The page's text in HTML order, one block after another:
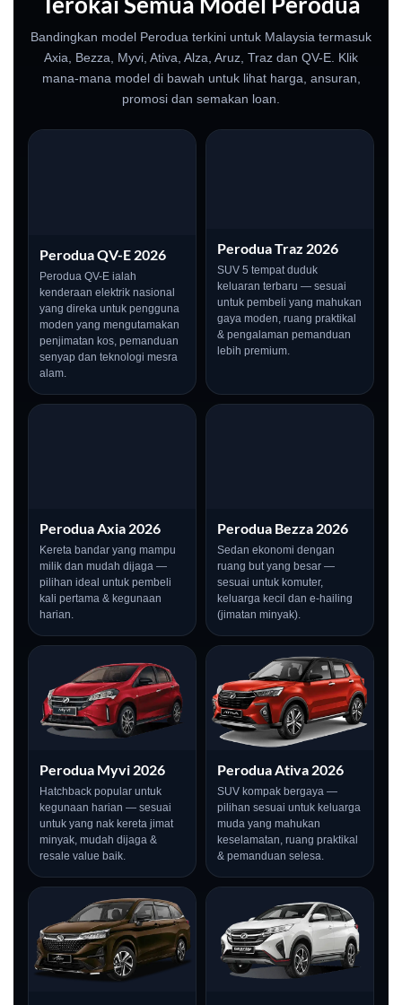
Bandingkan model Perodua terkini untuk Malaysia termasuk
Axia, Bezza, Myvi, Ativa, Alza, Aruz, Traz dan QV-E. Klik
mana-mana model di bawah untuk lihat harga, ansuran,
promosi dan semakan loan.
Perodua QV-E 2026
Perodua QV-E ialah
kenderaan elektrik nasional
yang direka untuk pengguna
moden yang mengutamakan
penjimatan kos, pemanduan
senyap dan teknologi mesra
alam.
Perodua Traz 2026
SUV 5 tempat duduk
keluaran terbaru — sesuai
untuk pembeli yang mahukan
gaya moden, ruang praktikal
& pengalaman pemanduan
lebih premium.
Perodua Axia 2026
Kereta bandar yang mampu
milik dan mudah dijaga —
pilihan ideal untuk pembeli
kali pertama & kegunaan
harian.
Perodua Bezza 2026
Sedan ekonomi dengan
ruang but yang besar —
sesuai untuk komuter,
keluarga kecil dan e-hailing
(jimatan minyak).
Perodua Myvi 2026
Hatchback popular untuk
kegunaan harian — sesuai
untuk yang nak kereta jimat
minyak, mudah dijaga &
resale value baik.
Perodua Ativa 2026
SUV kompak bergaya —
pilihan sesuai untuk keluarga
muda yang mahukan
keselamatan, ruang praktikal
& pemanduan selesa.